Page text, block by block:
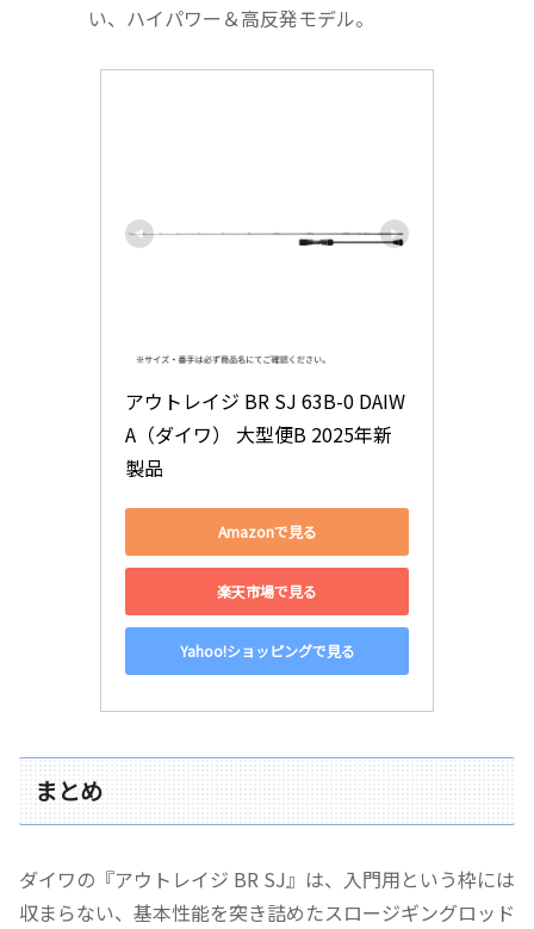
い、ハイパワー＆高反発モデル。
アウトレイジ BR SJ 63B-0 DAIW
A（ダイワ） 大型便B 2025年新
製品
Amazonで見る
楽天市場で見る
Yahoo!ショッピングで見る
まとめ
ダイワの『アウトレイジ BR SJ』は、入門用という枠には
収まらない、基本性能を突き詰めたスロージギングロッド